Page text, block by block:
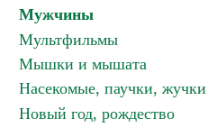
Мужчины
Мультфильмы
Мышки и мышата
Насекомые, паучки, жучки
Новый год, рождество